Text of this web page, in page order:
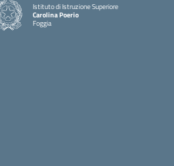
Istituto di Istruzione Superiore
Carolina Poerio
Foggia
— Visita la pagina iniziale della scuola